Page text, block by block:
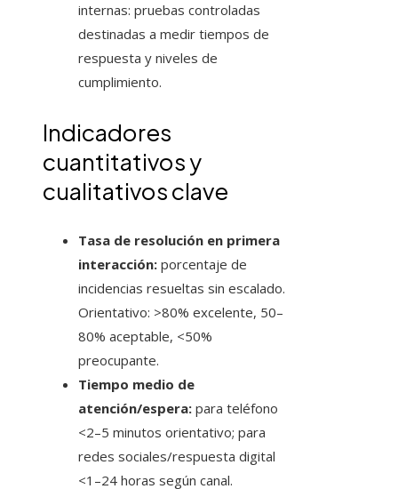
internas: pruebas controladas
destinadas a medir tiempos de
respuesta y niveles de
cumplimiento.
Indicadores
cuantitativos y
cualitativos clave
Tasa de resolución en primera
interacción: porcentaje de
incidencias resueltas sin escalado.
Orientativo: >80% excelente, 50–
80% aceptable, <50%
preocupante.
Tiempo medio de
atención/espera: para teléfono
<2–5 minutos orientativo; para
redes sociales/respuesta digital
<1–24 horas según canal.